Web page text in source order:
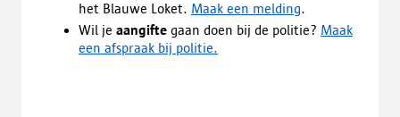
het Blauwe Loket. Maak een melding.
Wil je aangifte gaan doen bij de politie? Maak
een afspraak bij politie.